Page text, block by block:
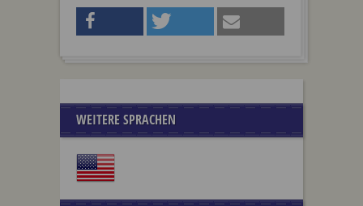
WEITERE SPRACHEN